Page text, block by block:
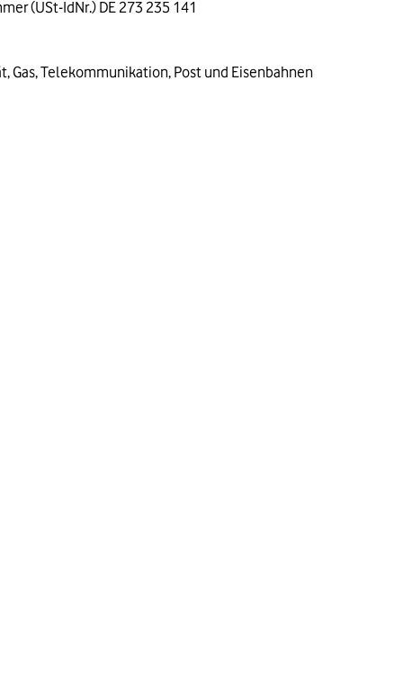
(USt-IdNr.) DE 273 235 141
Gas, Telekommunikation, Post und Eisenbahnen